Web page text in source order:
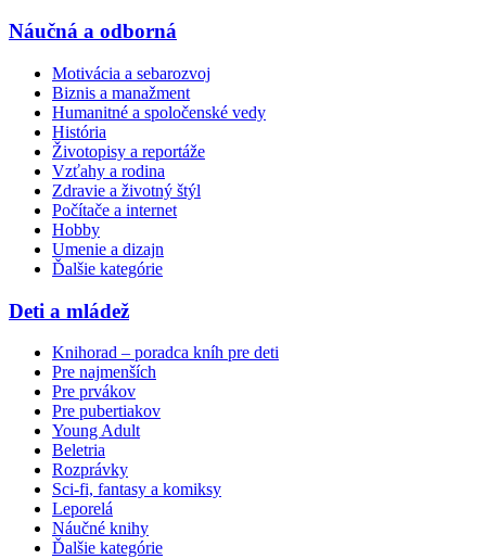
Náučná a odborná
Motivácia a sebarozvoj
Biznis a manažment
Humanitné a spoločenské vedy
História
Životopisy a reportáže
Vzťahy a rodina
Zdravie a životný štýl
Počítače a internet
Hobby
Umenie a dizajn
Ďalšie kategórie
Deti a mládež
Knihorad – poradca kníh pre deti
Pre najmenších
Pre prvákov
Pre pubertiakov
Young Adult
Beletria
Rozprávky
Sci-fi, fantasy a komiksy
Leporelá
Náučné knihy
Ďalšie kategórie